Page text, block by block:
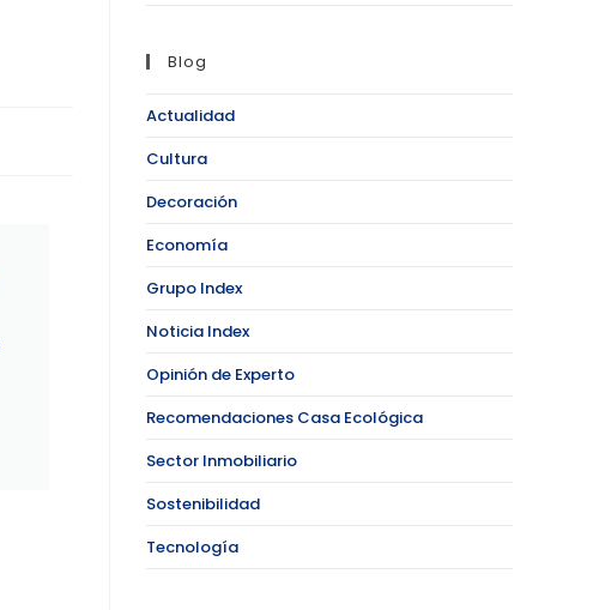
Blog
Actualidad
Cultura
Decoración
Economía
Grupo Index
Noticia Index
Opinión de Experto
Recomendaciones Casa Ecológica
Sector Inmobiliario
Sostenibilidad
Tecnología